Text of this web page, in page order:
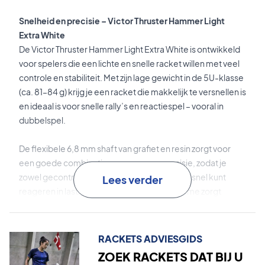
Snelheid en precisie – Victor Thruster Hammer Light
Extra White
De Victor Thruster Hammer Light Extra White is ontwikkeld
voor spelers die een lichte en snelle racket willen met veel
controle en stabiliteit. Met zijn lage gewicht in de 5U-klasse
(ca. 81–84 g) krijg je een racket die makkelijk te versnellen is
en ideaal is voor snelle rally’s en reactiespel – vooral in
dubbelspel.
De flexibele 6,8 mm shaft van grafiet en resin zorgt voor
een goede combinatie van power en precisie, zodat je
zowel gecontroleerde slagen kunt spelen als snel kunt
reageren in lastige situaties. Het stabiele frame zorgt
Power Boxis een boxvormige frameconstructie die de
stabiliteit verhoogt en torsie vermindert voor meer
controle en precisie.
Lees verder
RACKETS ADVIESGIDS
ZOEK RACKETS DAT BIJ U